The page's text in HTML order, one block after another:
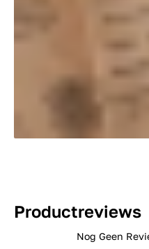
Productreviews
Nog Geen